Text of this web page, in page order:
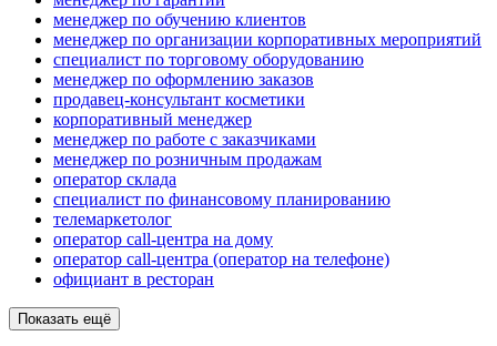
менеджер по обучению клиентов
менеджер по организации корпоративных мероприятий
специалист по торговому оборудованию
менеджер по оформлению заказов
продавец-консультант косметики
корпоративный менеджер
менеджер по работе с заказчиками
менеджер по розничным продажам
оператор склада
специалист по финансовому планированию
телемаркетолог
оператор call-центра на дому
оператор call-центра (оператор на телефоне)
официант в ресторан
Показать ещё